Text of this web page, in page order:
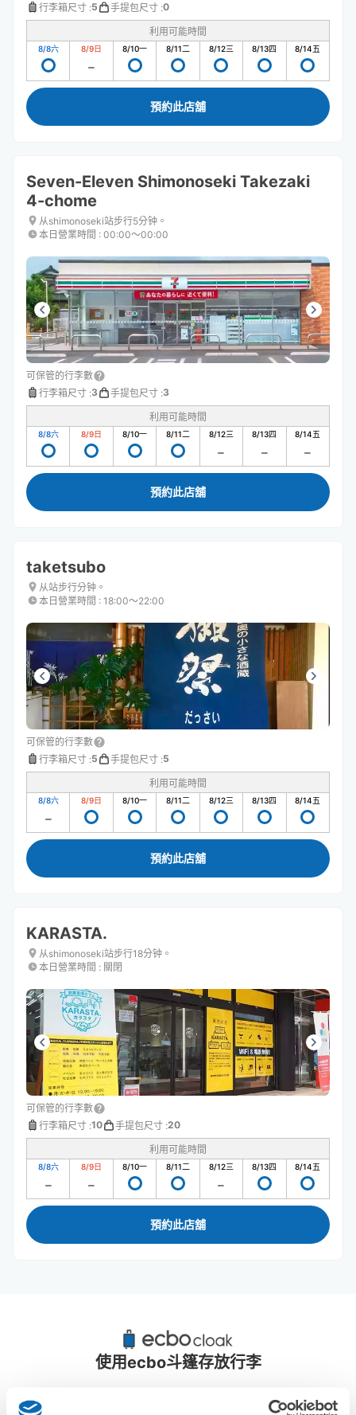
行李箱尺寸 :5 手提包尺寸 :0
利用可能時間
8/8六 8/9日 8/10一 8/11二 8/12三 8/13四 8/14五
預約此店舖
Seven-Eleven Shimonoseki Takezaki
4-chome
从shimonoseki站步行5分钟。
本日營業時間 : 00:00〜00:00
可保管的行李數
行李箱尺寸 :3 手提包尺寸 :3
利用可能時間
8/8六 8/9日 8/10一 8/11二 8/12三 8/13四 8/14五
預約此店舖
taketsubo
从站步行分钟。
本日營業時間 : 18:00〜22:00
可保管的行李數
行李箱尺寸 :5 手提包尺寸 :5
利用可能時間
8/8六 8/9日 8/10一 8/11二 8/12三 8/13四 8/14五
預約此店舖
KARASTA.
从shimonoseki站步行18分钟。
本日營業時間 : 關閉
可保管的行李數
行李箱尺寸 :10 手提包尺寸 :20
利用可能時間
8/8六 8/9日 8/10一 8/11二 8/12三 8/13四 8/14五
預約此店舖
下關站附近推薦的寄物櫃
3個投幣式置物櫃
使用ecbo斗篷存放行李